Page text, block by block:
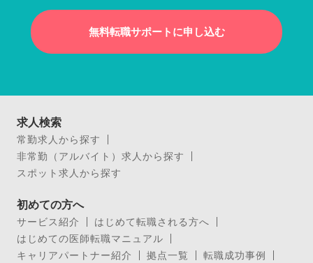
無料転職サポートに申し込む
求人検索
常勤求人から探す
非常勤（アルバイト）求人から探す
スポット求人から探す
初めての方へ
サービス紹介
はじめて転職される方へ
はじめての医師転職マニュアル
キャリアパートナー紹介
拠点一覧
転職成功事例